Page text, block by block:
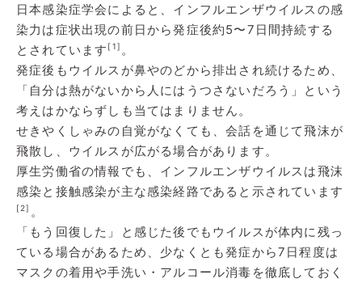
日本感染症学会によると、インフルエンザウイルスの感
染力は症状出現の前日から発症後約5〜7日間持続する
とされています [1] 。
発症後もウイルスが鼻やのどから排出され続けるため、
「自分は熱がないから人にはうつさないだろう」という
考えはかならずしも当てはまりません。
せきやくしゃみの自覚がなくても、会話を通じて飛沫が
飛散し、ウイルスが広がる場合があります。
厚生労働省の情報でも、インフルエンザウイルスは飛沫
感染と接触感染が主な感染経路であると示されています
[2] 。
「もう回復した」と感じた後でもウイルスが体内に残っ
ている場合があるため、少なくとも発症から7日程度は
マスクの着用や手洗い・アルコール消毒を徹底しておく